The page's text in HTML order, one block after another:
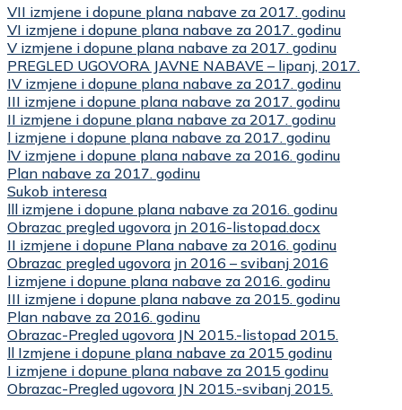
VII izmjene i dopune plana nabave za 2017. godinu
VI izmjene i dopune plana nabave za 2017. godinu
V izmjene i dopune plana nabave za 2017. godinu
PREGLED UGOVORA JAVNE NABAVE – lipanj, 2017.
IV izmjene i dopune plana nabave za 2017. godinu
III izmjene i dopune plana nabave za 2017. godinu
II izmjene i dopune plana nabave za 2017. godinu
l izmjene i dopune plana nabave za 2017. godinu
lV izmjene i dopune plana nabave za 2016. godinu
Plan nabave za 2017. godinu
Sukob interesa
lll izmjene i dopune plana nabave za 2016. godinu
Obrazac pregled ugovora jn 2016-listopad.docx
II izmjene i dopune Plana nabave za 2016. godinu
Obrazac pregled ugovora jn 2016 – svibanj 2016
l izmjene i dopune plana nabave za 2016. godinu
III izmjene i dopune plana nabave za 2015. godinu
Plan nabave za 2016. godinu
Obrazac-Pregled ugovora JN 2015.-listopad 2015.
ll Izmjene i dopune plana nabave za 2015 godinu
I izmjene i dopune plana nabave za 2015 godinu
Obrazac-Pregled ugovora JN 2015.-svibanj 2015.